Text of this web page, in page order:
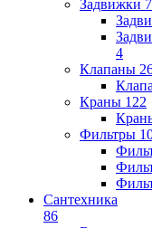
Задвижки 7
4
Клапаны
Краны 122
Фильтры
Сантехника
86